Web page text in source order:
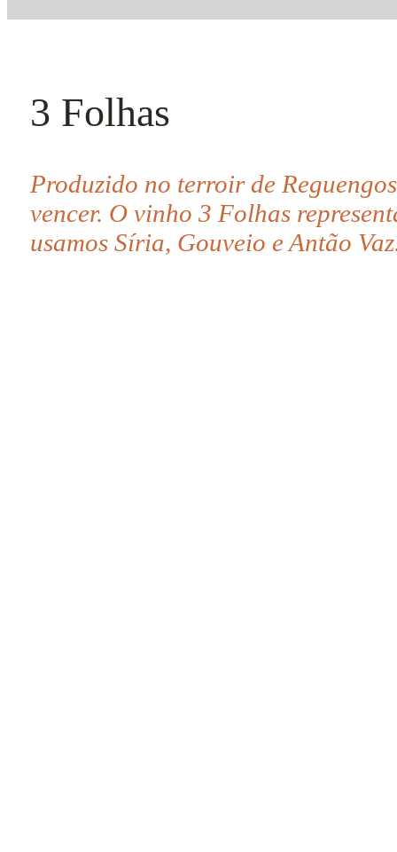
3 Folhas
Produzido no terroir de
vencer. O vinho 3 Folhas
usamos Síria, Gouveio e Antão